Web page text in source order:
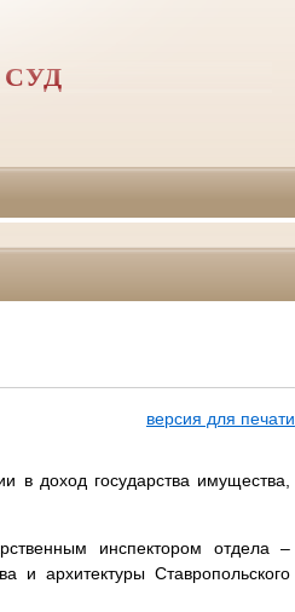
версия для печати
в доход государства имущества,
инспектором отдела –
и архитектуры Ставропольского